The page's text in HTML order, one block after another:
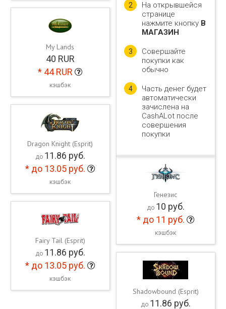
2
На открывшейся
странице
нажмите кнопку В
МАГАЗИН
3
Совершайте
покупки как
обычно
4
Часть денег будет
автоматически
зачислена на
CashALot после
совершения
покупки
My Lands
40 RUR
* 44RUR
кэшбэк
Dragon Knight (Esprit)
до 11.86 руб.
* до 13.05 руб.
кэшбэк
Генезис
до 10 руб.
* до 11 руб.
кэшбэк
Fairy Tail (Esprit)
до 11.86 руб.
* до 13.05 руб.
кэшбэк
Shadowbound (Esprit)
до 11.86 руб.